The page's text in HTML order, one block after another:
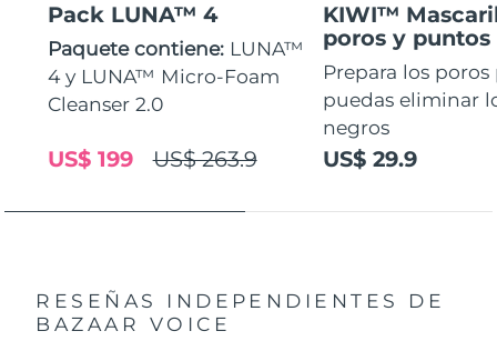
Pack LUNA™ 4
Paquete contiene: LUNA™
4 y LUNA™ Micro-Foam
Cleanser 2.0
US$ 263.9
US$ 199
KIWI™
poros y puntos
Prepara los
puedas eliminar
negros
US$ 29.9
RESEÑAS INDEPENDIENTES
DE
BAZAAR VOICE